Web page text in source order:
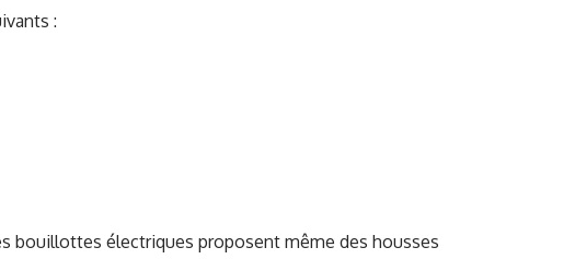
:
bouillottes électriques proposent même des housses